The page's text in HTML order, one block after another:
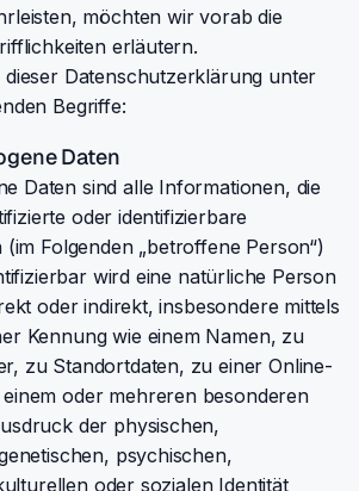
möchten wir vorab die
erläutern.
Datenschutzerklärung unter
Begriffe:
Daten
Daten sind alle Informationen, die
oder identifizierbare
Folgenden „betroffene Person“)
wird eine natürliche Person
oder indirekt, insbesondere mittels
Kennung wie einem Namen, zu
zu Standortdaten, zu einer Online-
oder mehreren besonderen
der physischen,
psychischen,
oder sozialen Identität